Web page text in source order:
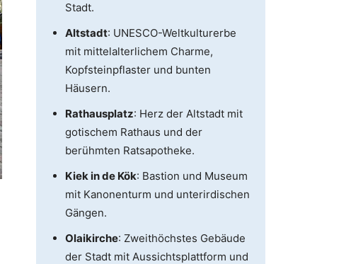
Stadt.
Altstadt: UNESCO-Weltkulturerbe
mit mittelalterlichem Charme,
Kopfsteinpflaster und bunten
Häusern.
Rathausplatz: Herz der Altstadt mit
gotischem Rathaus und der
berühmten Ratsapotheke.
Kiek in de Kök: Bastion und Museum
mit Kanonenturm und unterirdischen
Gängen.
Olaikirche: Zweithöchstes Gebäude
der Stadt mit Aussichtsplattform und